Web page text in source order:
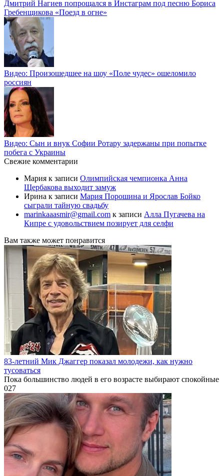
Дмитрий Нагиев попрощался в Инстаграм под песню Бориса
Гребенщикова «Поезд в огне»
Видео: Произошедшее на шоу «Поле чудес» ошеломило
россиян
Видео: Сын и внук Софии Ротару задержаны при попытке
побега с Украины
Свежие комментарии
Мария к записи Олимпийская чемпионка Анна
Щербакова выходит замуж
Ирина к записи Мария Порошина и Ярослав Бойко
сыграли тайную свадьбу
marinkaaasmir@gmail.com к записи Алла Пугачева на
Кипре с удовольствием позирует для селфи
Вам также может понравится
83-летний Мик Джаггер показал молодежи, как нужно
тусоваться
Пока большинство людей в его возрасте выбирают спокойные
027